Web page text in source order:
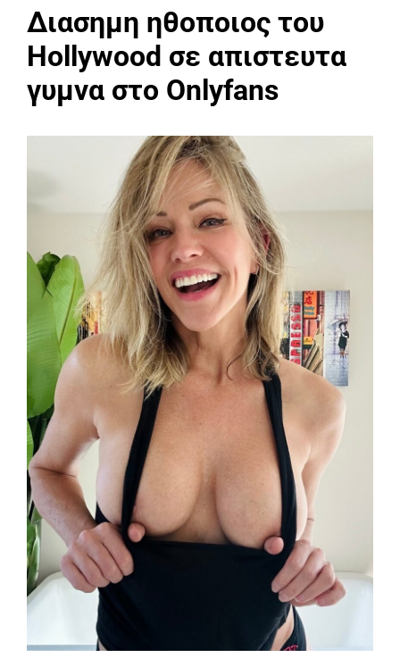
Διασημη ηθοποιος του
Hollywood σε απιστευτα
γυμνα στο Onlyfans